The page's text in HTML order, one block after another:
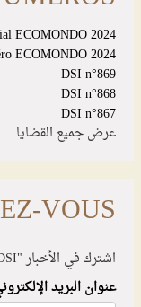
ECOMONDO 2024
ECOMONDO 2024
DSI n°869
DSI n°868
DSI n°867
عرض جميع القضايا
VOUS !
اشترك في الأخبار "DSI"
عنوان البريد